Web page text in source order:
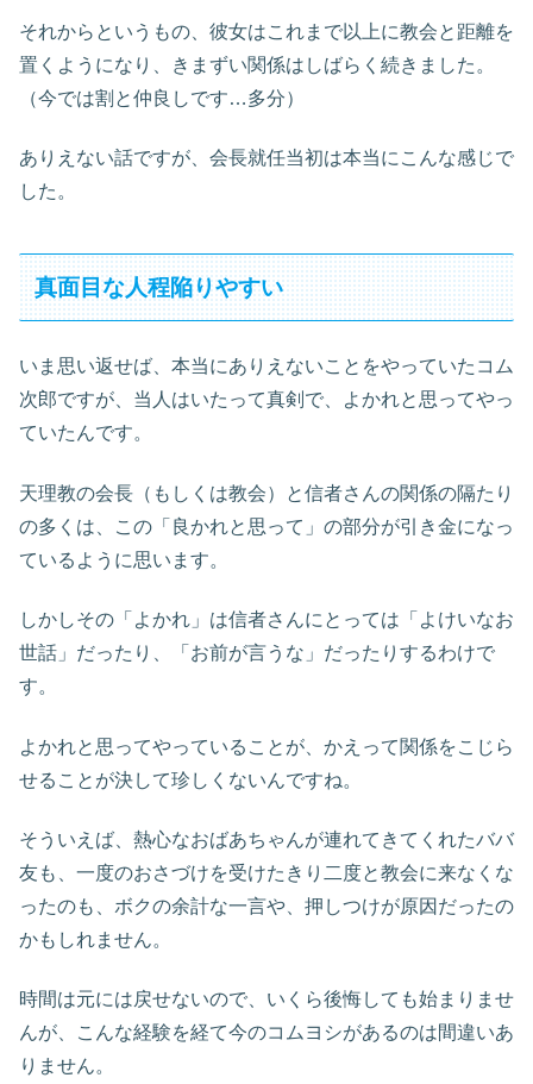
それからというもの、彼女はこれまで以上に教会と距離を
置くようになり、きまずい関係はしばらく続きました。
（今では割と仲良しです…多分）
ありえない話ですが、会長就任当初は本当にこんな感じで
した。
真面目な人程陥りやすい
いま思い返せば、本当にありえないことをやっていたコム
次郎ですが、当人はいたって真剣で、よかれと思ってやっ
ていたんです。
天理教の会長（もしくは教会）と信者さんの関係の隔たり
の多くは、この「良かれと思って」の部分が引き金になっ
ているように思います。
しかしその「よかれ」は信者さんにとっては「よけいなお
世話」だったり、「お前が言うな」だったりするわけで
す。
よかれと思ってやっていることが、かえって関係をこじら
せることが決して珍しくないんですね。
そういえば、熱心なおばあちゃんが連れてきてくれたババ
友も、一度のおさづけを受けたきり二度と教会に来なくな
ったのも、ボクの余計な一言や、押しつけが原因だったの
かもしれません。
時間は元には戻せないので、いくら後悔しても始まりませ
んが、こんな経験を経て今のコムヨシがあるのは間違いあ
りません。